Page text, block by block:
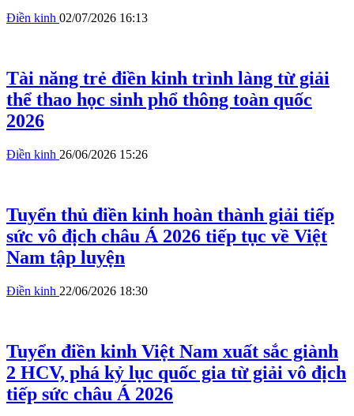
Điền kinh 02/07/2026 16:13
Tài năng trẻ điền kinh trình làng từ giải
thể thao học sinh phổ thông toàn quốc
2026
Điền kinh 26/06/2026 15:26
Tuyển thủ điền kinh hoàn thành giải tiếp
sức vô địch châu Á 2026 tiếp tục về Việt
Nam tập luyện
Điền kinh 22/06/2026 18:30
Tuyển điền kinh Việt Nam xuất sắc giành
2 HCV, phá kỷ lục quốc gia từ giải vô địch
tiếp sức châu Á 2026